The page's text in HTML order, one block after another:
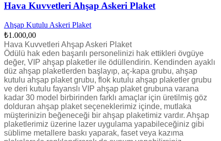
Hava Kuvvetleri Ahşap Askeri Plaket
Ahşap Kutulu Askeri Plaket
₺1.000,00
Hava Kuvvetleri Ahşap Askeri Plaket
Ödülü hak eden başarılı personelinizi hak ettikleri övgüye
değer, VIP ahşap plaketler ile ödüllendirin. Kendinden ayaklı
düz ahşap plaketlerden başlayıp, aç-kapa grubu, ahşap
kutulu ahşap plaket grubu, flok kutulu ahşap plaketler grubu
ve deri kutulu fayanslı VIP ahşap plaket grubuna varana
kadar 30 model birbirinden farklı amaçlar için üretilmiş göz
dolduran ahşap plaket seçeneklerimiz içinde, mutlaka
müşterinizin beğeneceği bir ahşap plaketimiz vardır. Ahşap
plaketlerimiz üzerine lazer uygulama yapabileceğiniz gibi
süblime metallere baskı yaparak, faset veya kazıma